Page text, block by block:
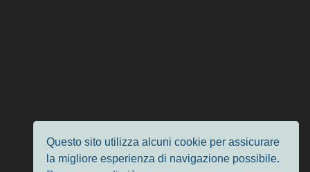
Questo sito utilizza alcuni cookie per assicurare
la migliore esperienza di navigazione possibile.